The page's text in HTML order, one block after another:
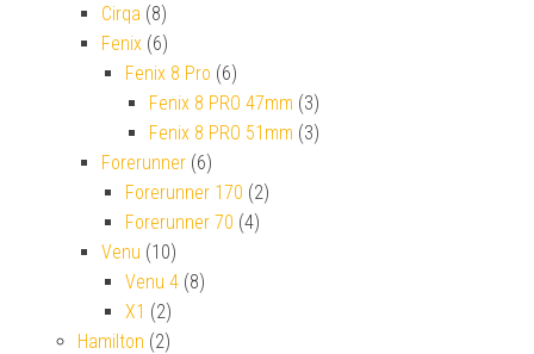
Cirqa (8)
Fenix (6)
Fenix 8 Pro (6)
Fenix 8 PRO 47mm (3)
Fenix 8 PRO 51mm (3)
Forerunner (6)
Forerunner 170 (2)
Forerunner 70 (4)
Venu (10)
Venu 4 (8)
X1 (2)
Hamilton (2)